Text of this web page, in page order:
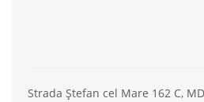
Strada Ștefan cel Mare 162 C,